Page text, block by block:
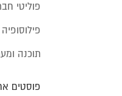
פוליטי
פילוסופיה
תוכנה
פוסטים